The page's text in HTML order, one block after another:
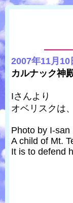
2007年11月10
カルナック
Iさんより
オベリスクは
Photo by I-san
A child of Mt.
It is to defend